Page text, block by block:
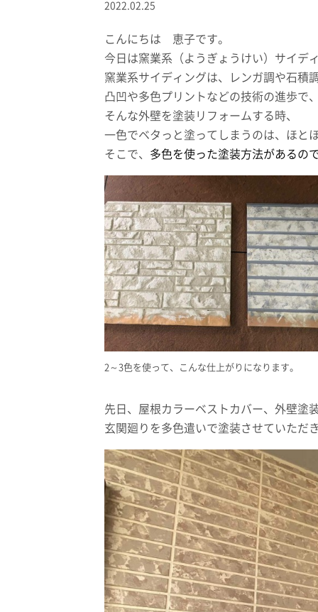
2022.02.25
こんにちは 恵子です。
今日は窯業系（ようぎょうけい）サイデ
窯業系サイディングは、レンガ調や石積
凸凹や多色プリントなどの技術の進歩で
そんな外壁を塗装リフォームする時、
一色でベタっと塗ってしまうのは、ほと
そこで、 多色を使った塗装方法があるの
2～3色を使って、こんな仕上がりになります。
先日、屋根カラーベストカバー、外壁塗
玄関廻りを多色遣いで塗装させていただ